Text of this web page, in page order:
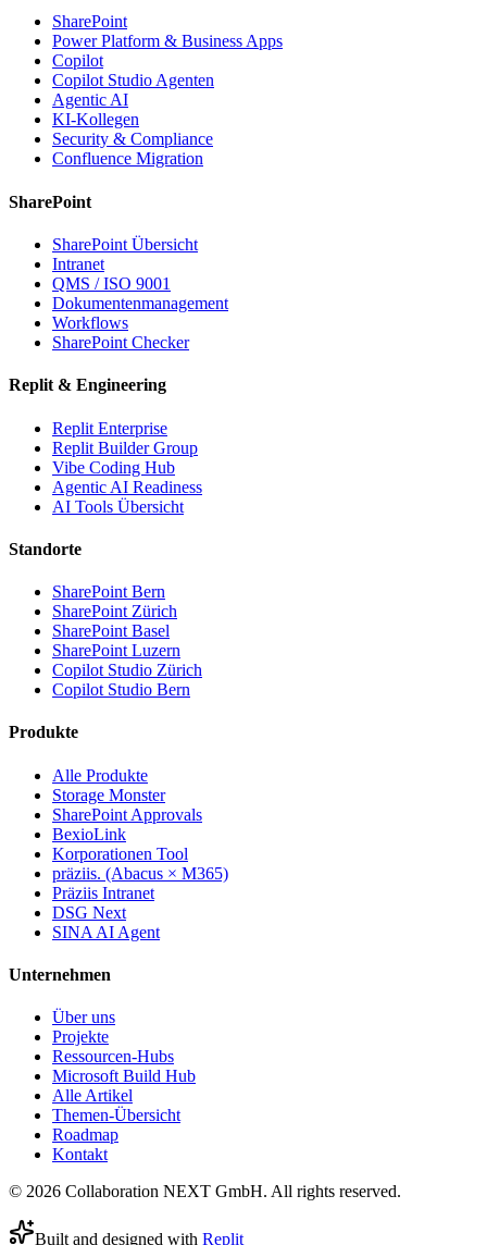
SharePoint
Power Platform & Business Apps
Copilot
Copilot Studio Agenten
Agentic AI
KI-Kollegen
Security & Compliance
Confluence Migration
SharePoint
SharePoint Übersicht
Intranet
QMS / ISO 9001
Dokumentenmanagement
Workflows
SharePoint Checker
Replit & Engineering
Replit Enterprise
Replit Builder Group
Vibe Coding Hub
Agentic AI Readiness
AI Tools Übersicht
Standorte
SharePoint Bern
SharePoint Zürich
SharePoint Basel
SharePoint Luzern
Copilot Studio Zürich
Copilot Studio Bern
Produkte
Alle Produkte
Storage Monster
SharePoint Approvals
BexioLink
Korporationen Tool
präziis. (Abacus × M365)
Präziis Intranet
DSG Next
SINA AI Agent
Unternehmen
Über uns
Projekte
Ressourcen-Hubs
Microsoft Build Hub
Alle Artikel
Themen-Übersicht
Roadmap
Kontakt
© 2026 Collaboration NEXT GmbH. All rights reserved.
Built and designed with Replit